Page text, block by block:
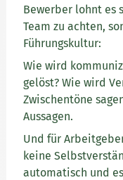
Bewerber lohnt es
Team zu achten,
Führungskultur:
Wie wird
gelöst? Wie wird
Zwischentöne
Aussagen.
Und für
keine
automatisch und